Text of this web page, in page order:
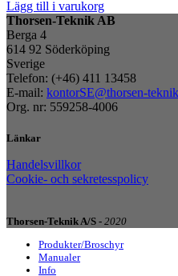
Lägg till i varukorg
Thorsen-Teknik AB
Berga 4
614 92 Söderköping
Sverige
Telefon: (+46) 411 13458
E-mail: kontorSE@thorsen-
Org. nr: 559258-4006
Länkar
Handelsvillkor
Cookie- och sekretesspolicy
Thorsen-Teknik A/S - 2020
Produkter/Broschyr
Manualer
Info